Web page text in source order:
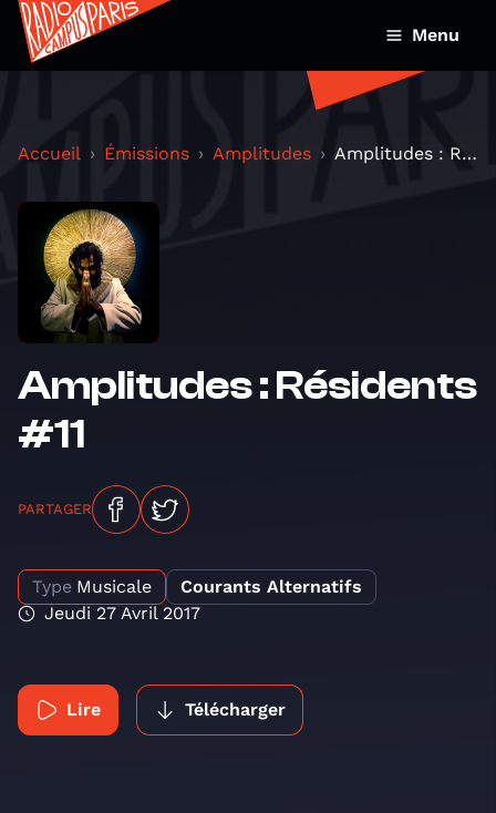
Menu
Accueil Émissions Amplitudes Amplitudes : Résidents #11
Amplitudes : Résidents
#11
PARTAGER
Type Musicale
Courants Alternatifs
Jeudi 27 Avril 2017
Lire Télécharger